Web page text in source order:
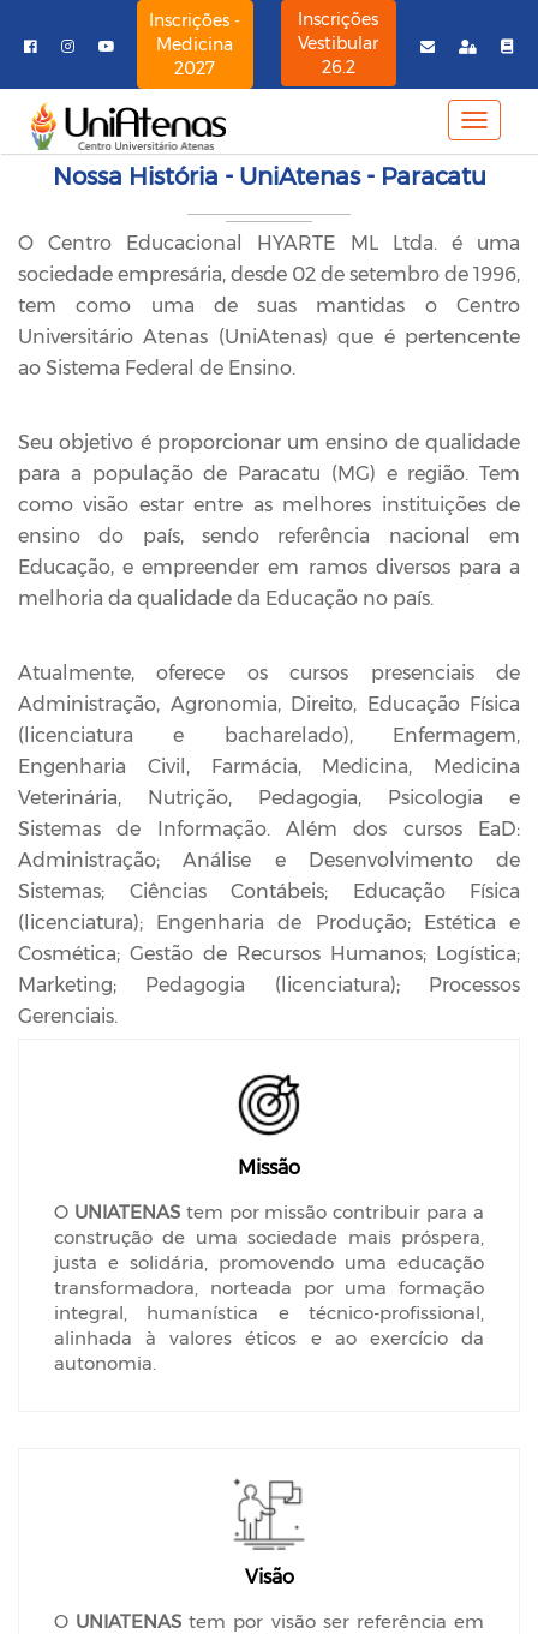
Inscrições -
Medicina
2027
Inscrições
Vestibular
26.2
MENU
Nossa História - UniAtenas - Paracatu
O Centro Educacional HYARTE ML Ltda. é uma
sociedade empresária, desde 02 de setembro de 1996,
tem como uma de suas mantidas o Centro
Universitário Atenas (UniAtenas) que é pertencente
ao Sistema Federal de Ensino.
Seu objetivo é proporcionar um ensino de qualidade
para a população de Paracatu (MG) e região. Tem
como visão estar entre as melhores instituições de
ensino do país, sendo referência nacional em
Educação, e empreender em ramos diversos para a
melhoria da qualidade da Educação no país.
Atualmente, oferece os cursos presenciais de
Administração, Agronomia, Direito, Educação Física
(licenciatura e bacharelado), Enfermagem,
Engenharia Civil, Farmácia, Medicina, Medicina
Veterinária, Nutrição, Pedagogia, Psicologia e
Sistemas de Informação. Além dos cursos EaD:
Administração; Análise e Desenvolvimento de
Sistemas; Ciências Contábeis; Educação Física
(licenciatura); Engenharia de Produção; Estética e
Cosmética; Gestão de Recursos Humanos; Logística;
Marketing; Pedagogia (licenciatura); Processos
Gerenciais.
Missão
O UNIATENAStem por missão contribuir para a
construção de uma sociedade mais próspera,
justa e solidária, promovendo uma educação
transformadora, norteada por uma formação
integral, humanística e técnico-profissional,
alinhada à valores éticos e ao exercício da
autonomia.
Visão
O UNIATENAS tem por visão ser referência em